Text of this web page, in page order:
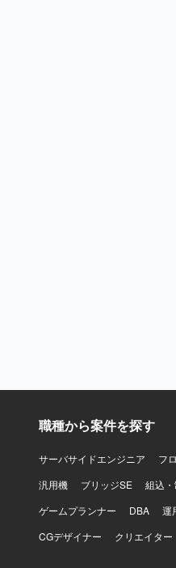
職種から案件を探す
サーバサイドエンジニア フ
汎用機
ブリッジSE 組込
ゲームプランナー
DBA 運
CGデザイナー
クリエイター